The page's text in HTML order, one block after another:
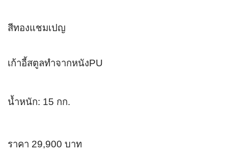
สีทองแชมเปญ
เก้าอี้สตูลทำจากหนังPU
น้ำหนัก: 15 กก.
ราคา 29,900 บาท